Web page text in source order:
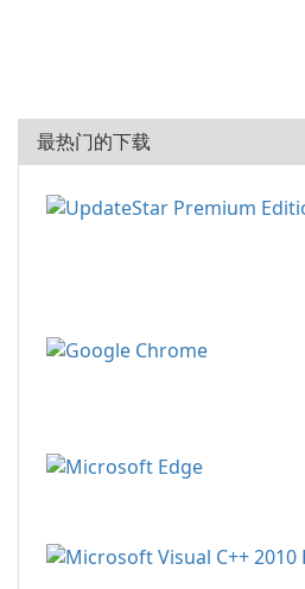
最热门的下载